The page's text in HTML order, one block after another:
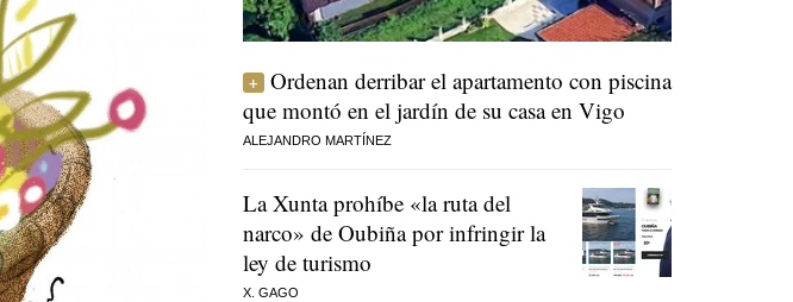
Ordenan derribar el apartamento con piscina
que montó en el jardín de su casa en Vigo
ALEJANDRO MARTÍNEZ
La Xunta prohíbe «la ruta del
narco» de Oubiña por infringir la
ley de turismo
X. GAGO